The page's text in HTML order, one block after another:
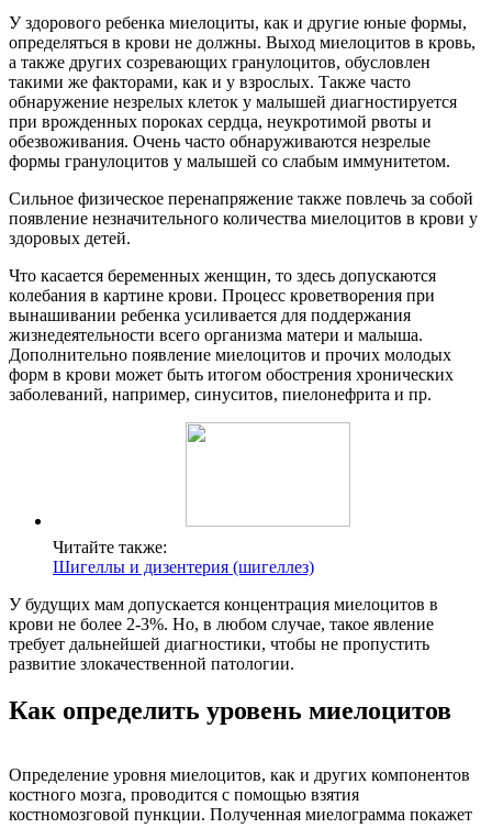
У здорового ребенка миелоциты, как и другие юные формы,
определяться в крови не должны. Выход миелоцитов в кровь,
а также других созревающих гранулоцитов, обусловлен
такими же факторами, как и у взрослых. Также часто
обнаружение незрелых клеток у малышей диагностируется
при врожденных пороках сердца, неукротимой рвоты и
обезвоживания. Очень часто обнаруживаются незрелые
формы гранулоцитов у малышей со слабым иммунитетом.
Сильное физическое перенапряжение также повлечь за собой
появление незначительного количества миелоцитов в крови у
здоровых детей.
Что касается беременных женщин, то здесь допускаются
колебания в картине крови. Процесс кроветворения при
вынашивании ребенка усиливается для поддержания
жизнедеятельности всего организма матери и малыша.
Дополнительно появление миелоцитов и прочих молодых
форм в крови может быть итогом обострения хронических
заболеваний, например, синуситов, пиелонефрита и пр.
Читайте также:
Шигеллы и дизентерия (шигеллез)
У будущих мам допускается концентрация миелоцитов в
крови не более 2-3%. Но, в любом случае, такое явление
требует дальнейшей диагностики, чтобы не пропустить
развитие злокачественной патологии.
Как определить уровень миелоцитов
Определение уровня миелоцитов, как и других компонентов
костного мозга, проводится с помощью взятия
костномозговой пункции. Полученная миелограмма покажет